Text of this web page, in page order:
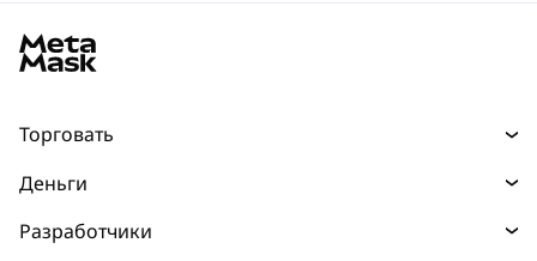
Торговать
Прогнозы
Деньги
Разработчики